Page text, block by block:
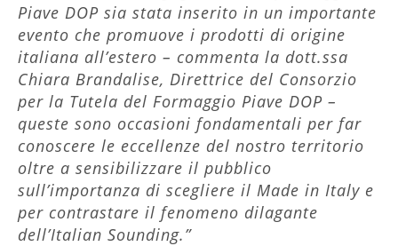
Piave DOP sia stata inserito in un importante
evento che promuove i prodotti di origine
italiana all’estero – commenta la dott.ssa
Chiara Brandalise, Direttrice del Consorzio
per la Tutela del Formaggio Piave DOP –
queste sono occasioni fondamentali per far
conoscere le eccellenze del nostro territorio
oltre a sensibilizzare il pubblico
sull’importanza di scegliere il Made in Italy e
per contrastare il fenomeno dilagante
dell’Italian Sounding.”